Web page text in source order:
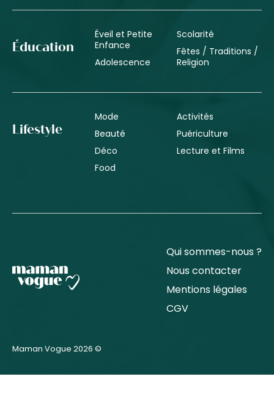
Éducation
Éveil et Petite
Enfance
Adolescence
Scolarité
Fêtes / Traditions /
Religion
Lifestyle
Mode
Beauté
Déco
Food
Activités
Puériculture
Lecture et Films
Qui sommes-nous ?
Nous contacter
Mentions légales
CGV
Maman Vogue 2026 ©